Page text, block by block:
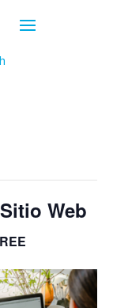
Web